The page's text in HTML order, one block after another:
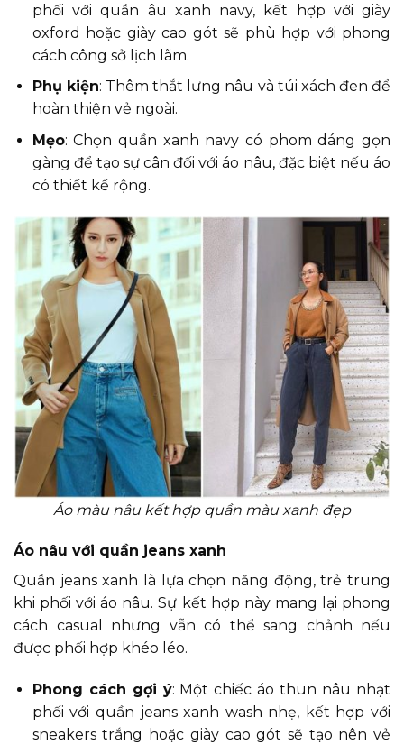
phối với quần âu xanh navy, kết hợp với giày
oxford hoặc giày cao gót sẽ phù hợp với phong
cách công sở lịch lãm.
Phụ kiện: Thêm thắt lưng nâu và túi xách đen để
hoàn thiện vẻ ngoài.
Mẹo: Chọn quần xanh navy có phom dáng gọn
gàng để tạo sự cân đối với áo nâu, đặc biệt nếu áo
có thiết kế rộng.
Áo màu nâu kết hợp quần màu xanh đẹp
Áo nâu với quần jeans xanh
Quần jeans xanh là lựa chọn năng động, trẻ trung
khi phối với áo nâu. Sự kết hợp này mang lại phong
cách casual nhưng vẫn có thể sang chảnh nếu
được phối hợp khéo léo.
Phong cách gợi ý: Một chiếc áo thun nâu nhạt
phối với quần jeans xanh wash nhẹ, kết hợp với
sneakers trắng hoặc giày cao gót sẽ tạo nên vẻ